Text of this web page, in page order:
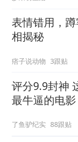
表情错用，
相揭秘
痞子说动物 3跟贴
评分9.9封神
最牛逼的电
了鱼驴纪实 88跟贴